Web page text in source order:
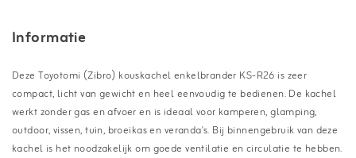
Informatie
Deze Toyotomi (Zibro) kouskachel enkelbrander KS-R26 is zeer
compact, licht van gewicht en heel eenvoudig te bedienen. De kachel
werkt zonder gas en afvoer en is ideaal voor kamperen, glamping,
outdoor, vissen, tuin, broeikas en veranda's. Bij binnengebruik van deze
kachel is het noodzakelijk om goede ventilatie en circulatie te hebben.